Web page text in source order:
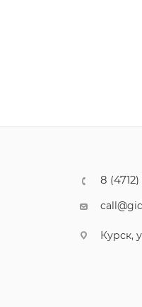
8 (4712)
Курск,